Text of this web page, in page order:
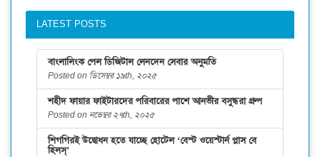
LATEST POSTS
বাংলালিংক পেল ডিজিটাল লেনদেন সেবার অনুমতি
Posted on ডিসেম্বর ১৯th, ২০২৫
শহীদ ফায়ার ফাইটারদের পরিবারের পাশে আনভীর বসুন্ধরা গ্রুপ
Posted on নভেম্বর ২৭th, ২০২৫
শিগগিরই উদ্বোধন হতে যাচ্ছে হোটেল ‘বেস্ট ওয়েস্টার্ন প্লাস বে
হিলস্’